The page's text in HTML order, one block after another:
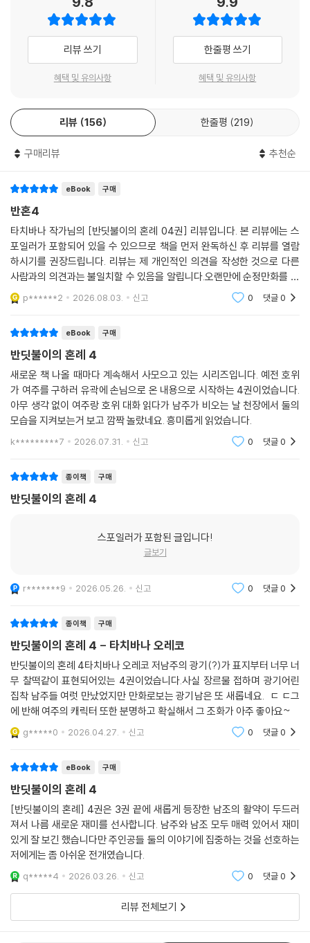
리뷰 쓰기
혜택 및 유의사항
한줄평 쓰기
혜택 및 유의사항
리뷰 156 한줄평 219
구매리뷰 추천순
eBook 구매
반혼4
타치바나 작가님의 [반딧불이의 혼례 04권] 리뷰입니다. 본 리뷰에는 스
포일러가 포함되어 있을 수 있으므로 책을 먼저 완독하신 후 리뷰를 열람
하시기를 권장드립니다. 리뷰는 제 개인적인 의견을 작성한 것으로 다른
사람과의 의견과는 불일치할 수 있음을 알립니다.오랜만에 순정만화를 봤
더니 좋네요 ㅎㅎ 스토리가 흥미진진해 재밌게 읽었습니다
p******2 2026.08.03. 신고 0 댓글0
eBook 구매
반딧불이의 혼례 4
새로운 책 나올 때마다 계속해서 사모으고 있는 시리즈입니다. 예전 호위
가 여주를 구하러 유곽에 손님으로 온 내용으로 시작하는 4권이었습니다.
아무 생각 없이 여주랑 호위 대화 읽다가 남주가 비오는 날 천장에서 둘의
모습을 지켜보는거 보고 깜짝 놀랐네요. 흥미롭게 읽었습니다.
k*********7 2026.07.31. 신고 0 댓글0
종이책 구매
반딧불이의 혼례 4
스포일러가 포함된 글입니다!
글보기
r*******9 2026.05.26. 신고 0 댓글0
종이책 구매
반딧불이의 혼례 4 - 타치바나 오레코
반딧불이의 혼례 4타치바나 오레코 저남주의 광기(?)가 표지부터 너무 너
무 찰떡같이 표현되어있는 4권이었습니다.사실 장르물 접하며 광기어린
집착 남주들 여럿 만났었지만 만화로보는 광기남은 또 새롭네요. ㄷ ㄷ그
에 반해 여주의 캐릭터 또한 분명하고 확실해서 그 조화가 아주 좋아요~
g*****0 2026.04.27. 신고 0 댓글0
eBook 구매
반딧불이의 혼례 4
[반딧불이의 혼례] 4권은 3권 끝에 새롭게 등장한 남조의 활약이 두드러
져서 나름 새로운 재미를 선사합니다. 남주와 남조 모두 매력 있어서 재미
있게 잘 보긴 했습니다만 주인공들 둘의 이야기에 집중하는 것을 선호하는
저에게는 좀 아쉬운 전개였습니다.
q*****4 2026.03.26. 신고 0 댓글0
리뷰 전체보기